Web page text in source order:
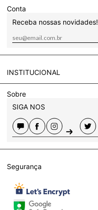
Conta
Receba nossas novidades!
INSTITUCIONAL
Sobre
SIGA NOS
Segurança